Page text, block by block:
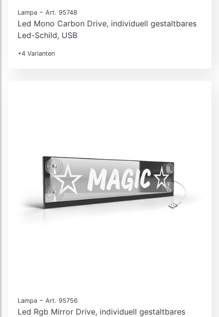
Lampa - Art. 95748
Led Mono Carbon Drive, individuell gestaltbares
Led-Schild, USB
+4 Varianten
Lampa - Art. 95756
Led Rgb Mirror Drive, individuell gestaltbares